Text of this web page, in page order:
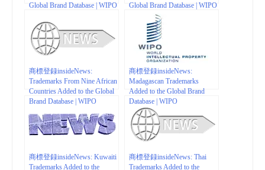
Global Brand Database | WIPO
Global Brand Database | WIPO
商標登録insideNews:
Trademarks From Nine African
Countries Added to the Global
Brand Database | WIPO
商標登録insideNews:
Madagascan Trademarks
Added to the Global Brand
Database | WIPO
商標登録insideNews: Kuwaiti
Trademarks Added to the
商標登録insideNews: Thai
Trademarks Added to the